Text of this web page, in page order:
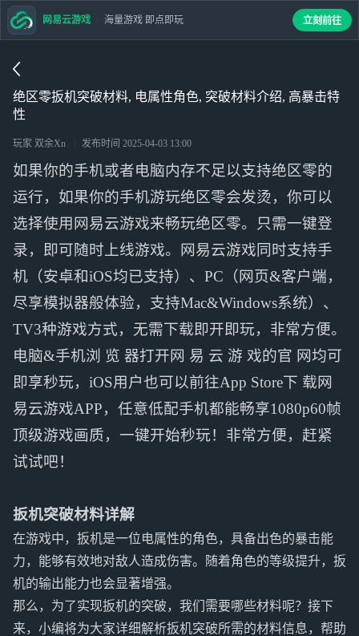
绝区零扳机突破材料, 电属性角色, 突破材料介绍, 高暴击特
性
玩家 双余Xn 发布时间 2025-04-03 13:00
如果你的手机或者电脑内存不足以支持绝区零的
运行，如果你的手机游玩绝区零会发烫，你可以
选择使用网易云游戏来畅玩绝区零。只需一键登
录，即可随时上线游戏。网易云游戏同时支持手
机（安卓和iOS均已支持）、PC（网页&客户端，
尽享模拟器般体验，支持Mac&Windows系统）、
TV3种游戏方式，无需下载即开即玩，非常方便。
电脑&手机浏 览 器打开网 易 云 游 戏的官 网均可
即享秒玩，iOS用户也可以前往App Store下 载网
易云游戏APP，任意低配手机都能畅享1080p60帧
顶级游戏画质，一键开始秒玩！非常方便，赶紧
试试吧！
扳机突破材料详解
在游戏中，扳机是一位电属性的角色，具备出色的暴击能
力，能够有效地对敌人造成伤害。随着角色的等级提升，扳
机的输出能力也会显著增强。
那么，为了实现扳机的突破，我们需要哪些材料呢？接下
来，小编将为大家详细解析扳机突破所需的材料信息，帮助
网易云游戏 海量游戏 即点即玩 立刻前往